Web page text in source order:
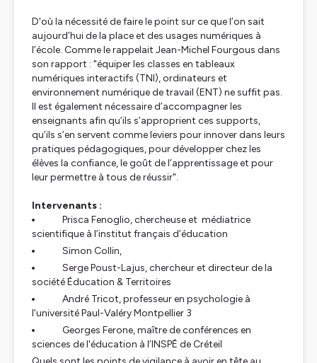
D'où la nécessité de faire le point sur ce que l’on sait
aujourd’hui de la place et des usages numériques à
l’école. Comme le rappelait Jean-Michel Fourgous dans
son rapport : "équiper les classes en tableaux
numériques interactifs (TNI), ordinateurs et
environnement numérique de travail (ENT) ne suffit pas.
Il est également nécessaire d’accompagner les
enseignants afin qu’ils s’approprient ces supports,
qu’ils s’en servent comme leviers pour innover dans leurs
pratiques pédagogiques, pour développer chez les
élèves la confiance, le goût de l’apprentissage et pour
leur permettre à tous de réussir".
Intervenants :
Prisca Fenoglio, chercheuse et médiatrice
scientifique à l’institut français d’éducation
Simon Collin,
Serge Poust-Lajus, chercheur et directeur de la
société Éducation & Territoires
André Tricot, professeur en psychologie à
l’université Paul-Valéry Montpellier 3
Georges Ferone, maître de conférences en
sciences de l'éducation à l’INSPÉ de Créteil